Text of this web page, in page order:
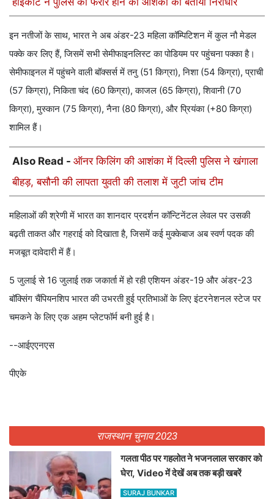
इन नतीजों के साथ, भारत ने अब अंडर-23 महिला कॉम्पिटिशन में कुल नौ मेडल
पक्के कर लिए हैं, जिसमें सभी सेमीफाइनलिस्ट का पोडियम पर पहुंचना पक्का है।
सेमीफाइनल में पहुंचने वाली बॉक्सर्स में तनु (51 किग्रा), निशा (54 किग्रा), प्राची
(57 किग्रा), निकिता चंद (60 किग्रा), काजल (65 किग्रा), शिवानी (70
किग्रा), मुस्कान (75 किग्रा), नैना (80 किग्रा), और प्रियंका (+80 किग्रा)
शामिल हैं।
Also Read - ऑनर किलिंग की आशंका में दिल्ली पुलिस ने खंगाला
बीहड़, बसौनी की लापता युवती की तलाश में जुटी जांच टीम
महिलाओं की श्रेणी में भारत का शानदार प्रदर्शन कॉन्टिनेंटल लेवल पर उसकी
बढ़ती ताकत और गहराई को दिखाता है, जिसमें कई मुक्केबाज अब स्वर्ण पदक की
मजबूत दावेदारी में हैं।
5 जुलाई से 16 जुलाई तक जकार्ता में हो रही एशियन अंडर-19 और अंडर-23
बॉक्सिंग चैंपियनशिप भारत की उभरती हुई प्रतिभाओं के लिए इंटरनेशनल स्टेज पर
चमकने के लिए एक अहम प्लेटफॉर्म बनी हुई है।
--आईएएनएस
पीएके
राजस्थान चुनाव 2023
गलता पीठ पर गहलोत ने भजनलाल सरकार को
घेरा, Video में देखें अब तक बड़ी खबरें
SURAJ BUNKAR